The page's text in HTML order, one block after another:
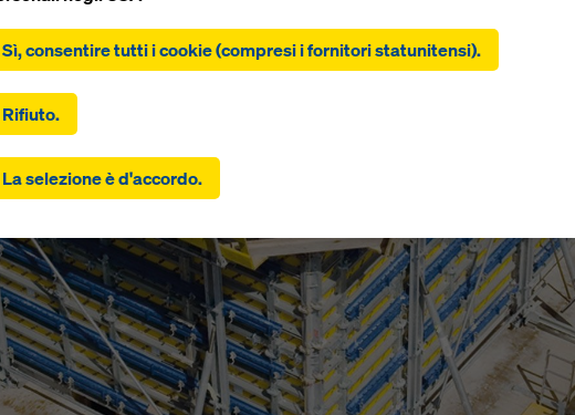
clic su “Consenti tutti i cookie (inclusi i fornitori statunitensi)”,
all'installazione e all'utilizzo di tutti i cookie. Facendo clic su
selezionati”, si acconsente ai cookie selezionati con le caselle di
Stati Uniti. Se le impostazioni selezionate includono anche fornitori che
i dati a paesi terzi in cui non esiste una decisione di adeguatezza
dell'articolo 45 del GDPR e non esistono garanzie adeguate ai sensi
46 del GDPR, il vostro consenso si estende anche a questo.
esserci il rischio che i vostri dati trasmessi in questo modo siano
e monitoraggio e che non esistano rimedi legali efficaci contro
Potete rifiutare tutti i cookie che richiedono il consenso cliccando su
o modificando le vostreimpostazioni dei cookiecliccando su
dei cookie in fondo a questo sito web e utilizzando le caselle di
corrispondenti. Potete revocare il vostro consenso in qualsiasi
con effetto futuro e senza indicarne il motivo, cliccando su
cookiein fondo a questo sito web.
Sì, consentire tutti i cookie (compresi i fornitori statunitensi).
Rifiuto.
La selezione è d'accordo.